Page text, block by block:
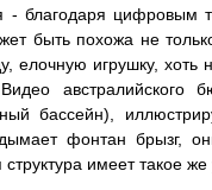
- благодаря цифровым
быть похожа не
елочную игрушку,
австралийского
бассейн),
фонтан брызг,
имеет такое